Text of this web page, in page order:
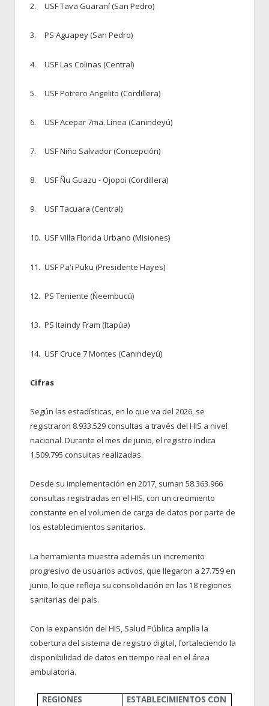
2. USF Tava Guaraní (San Pedro)
3. PS Aguapey (San Pedro)
4. USF Las Colinas (Central)
5. USF Potrero Angelito (Cordillera)
6. USF Acepar 7ma. Línea (Canindeyú)
7. USF Niño Salvador (Concepción)
8. USF Ñu Guazu - Ojopoi (Cordillera)
9. USF Tacuara (Central)
10. USF Villa Florida Urbano (Misiones)
11. USF Pa'i Puku (Presidente Hayes)
12. PS Teniente (Ñeembucú)
13. PS Itaindy Fram (Itapúa)
14. USF Cruce 7 Montes (Canindeyú)
Cifras
Según las estadísticas, en lo que va del 2026, se
registraron 8.933.529 consultas a través del HIS a nivel
nacional. Durante el mes de junio, el registro indica
1.509.795 consultas realizadas.
Desde su implementación en 2017, suman 58.363.966
consultas registradas en el HIS, con un crecimiento
constante en el volumen de carga de datos por parte de
los establecimientos sanitarios.
La herramienta muestra además un incremento
progresivo de usuarios activos, que llegaron a 27.759 en
junio, lo que refleja su consolidación en las 18 regiones
sanitarias del país.
Con la expansión del HIS, Salud Pública amplía la
cobertura del sistema de registro digital, fortaleciendo la
disponibilidad de datos en tiempo real en el área
ambulatoria.
REGIONES
ESTABLECIMIENTOS CON